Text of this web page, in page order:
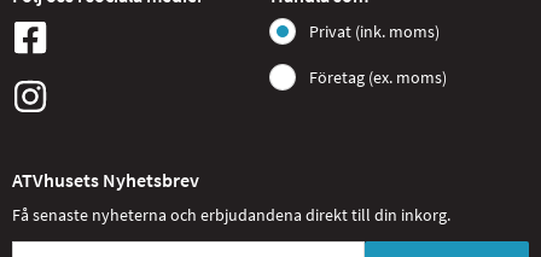
Privat (ink. moms)
Företag (ex. moms)
ATVhusets Nyhetsbrev
Få senaste nyheterna och erbjudandena direkt till din inkorg.